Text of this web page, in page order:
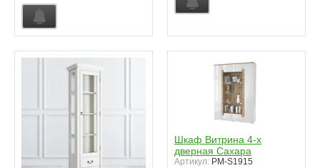
Шкаф Витрина 4-х
дверная Сахара
Артикул: PM-S1915